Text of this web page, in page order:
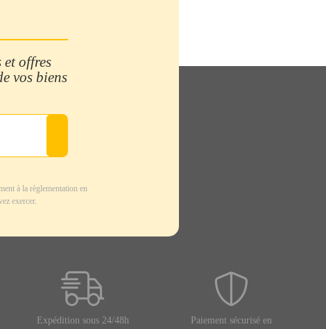
offres
vos biens
à la règlementation en
exercer.
Expédition sous 24/48h
Paiement sécurisé en